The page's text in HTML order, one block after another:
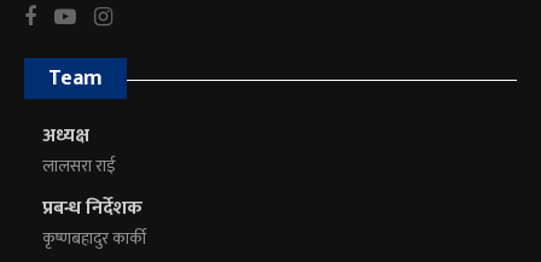
Team
अध्यक्ष
लालसरा राई
प्रबन्ध निर्देशक
कृष्णबहादुर कार्की